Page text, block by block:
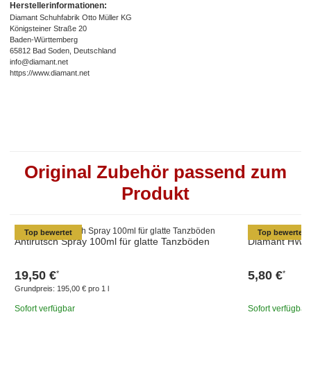
Herstellerinformationen:
Diamant Schuhfabrik Otto Müller KG
Königsteiner Straße 20
Baden-Württemberg
65812 Bad Soden, Deutschland
info@diamant.net
https://www.diamant.net
Original Zubehör passend zum
Produkt
Top bewertet
Antirutsch Spray 100ml für glatte Tanzböden
19,50 €*
Grundpreis: 195,00 € pro 1 l
Sofort verfügbar
Top bewertet
Diamant
5,80 €*
Sofort verfügbar